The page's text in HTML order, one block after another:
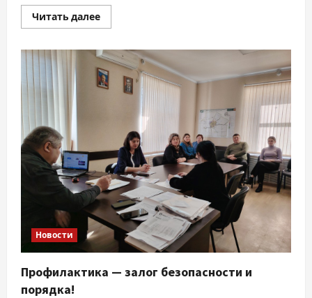
Читать далееПрочитать
больше
действовать!
Новости
Профилактика — залог безопасности и
порядка!